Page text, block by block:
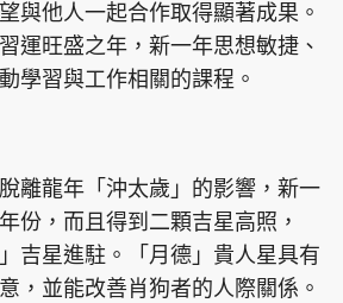
使用條款
版權所有 . 不得轉載
All rights reserved.
與他人一起合作取得顯著成果。
運旺盛之年，新一年思想敏捷、
學習與工作相關的課程。
離龍年「沖太歲」的影響，新一
份，而且得到二顆吉星高照，
吉星進駐。「月德」貴人星具有
，並能改善肖狗者的人際關係。